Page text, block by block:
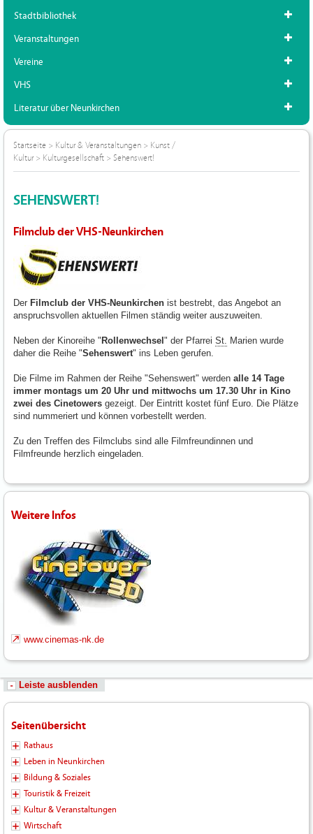
Stadtbibliothek
Veranstaltungen
Vereine
VHS
Literatur über Neunkirchen
Startseite > Kultur & Veranstaltungen > Kunst /
Kultur> Kulturgesellschaft > Sehenswert!
SEHENSWERT!
Filmclub der VHS-Neunkirchen
Der Filmclub der VHS-Neunkirchen ist bestrebt, das Angebot an
anspruchsvollen aktuellen Filmen ständig weiter auszuweiten.
Neben der Kinoreihe " Rollenwechsel " der Pfarrei St. Marien wurde
daher die Reihe "Sehenswert" ins Leben gerufen.
Die Filme im Rahmen der Reihe "Sehenswert" werden alle 14 Tage
immer montags um 20 Uhr und mittwochs um 17.30 Uhr in Kino
zwei des Cinetowers gezeigt. Der Eintritt kostet fünf Euro. Die Plätze
sind nummeriert und können vorbestellt werden.
Zu den Treffen des Filmclubs sind alle Filmfreundinnen und
Filmfreunde herzlich eingeladen.
Weitere Infos
www.cinemas-nk.de
Leiste ausblenden
Seitenübersicht
Rathaus
Leben in Neunkirchen
Bildung & Soziales
Touristik & Freizeit
Kultur & Veranstaltungen
Wirtschaft